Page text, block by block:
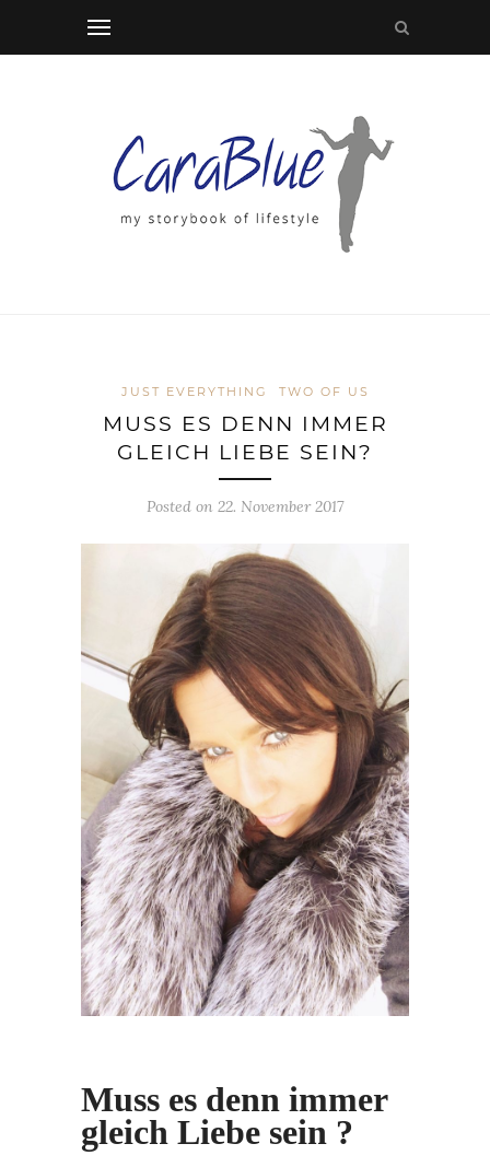
JUST EVERYTHING TWO OF US
MUSS ES DENN IMMER
GLEICH LIEBE SEIN?
Posted on 22. November 2017
Muss es denn immer
gleich Liebe sein ?